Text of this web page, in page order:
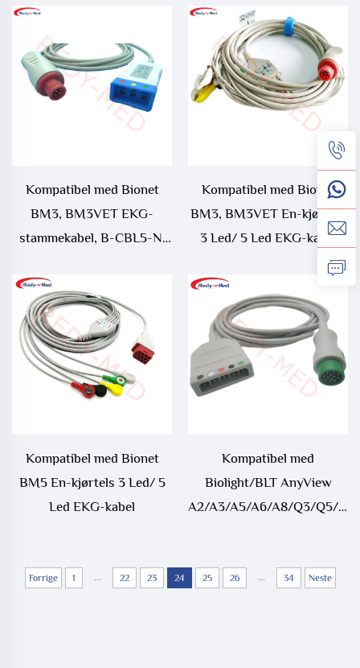
Kompatibel med Bionet
BM3, BM3VET EKG-
stammekabel, B-CBL5-N,
Kompatibel med Bionet
BM3, BM3VET En-kjørtels
3 Led/ 5 Led EKG-kabel
Kompatibel med Bionet
BM5 En-kjørtels 3 Led/ 5
Led EKG-kabel
Kompatibel med
Biolight/BLT AnyView
A2/A3/A5/A6/A8/Q3/Q5/
Forrige 1 ... 22 23 24 25 26 ... 34 Neste